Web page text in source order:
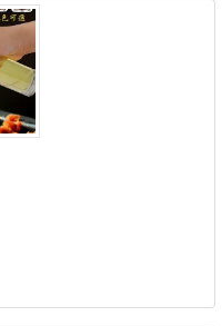
菌
快速又方便的手噴霧
教醫生。